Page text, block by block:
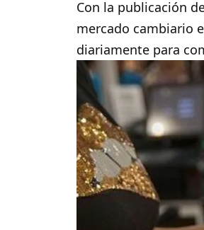
Con la publicación
mercado cambiario
diariamente para